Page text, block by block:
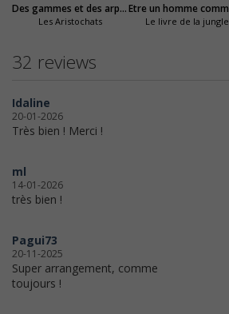
Des gammes et des arpèges
Les Aristochats Le livre de la jungle
32 reviews
Idaline
20-01-2026
Très bien ! Merci !
ml
14-01-2026
très bien !
Pagui73
20-11-2025
Super arrangement, comme
toujours !